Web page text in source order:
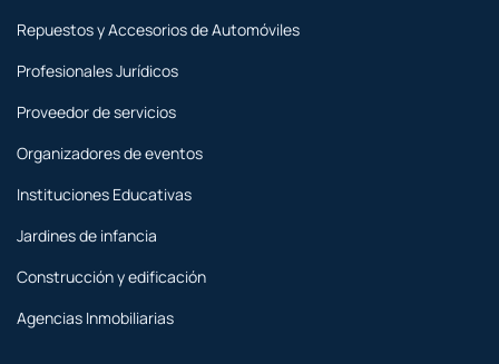
Repuestos y Accesorios de Automóviles
Profesionales Jurídicos
Proveedor de servicios
Organizadores de eventos
Instituciones Educativas
Jardines de infancia
Construcción y edificación
Agencias Inmobiliarias